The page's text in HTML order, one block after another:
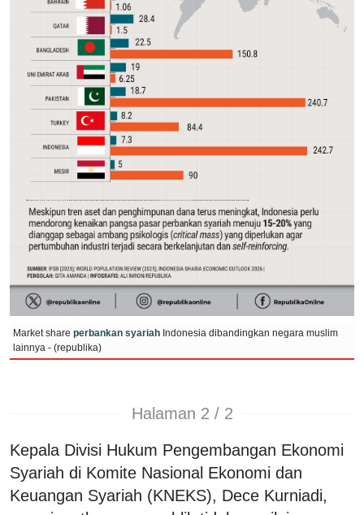
Market share perbankan syariah Indonesia dibandingkan negara muslim
lainnya - (republika)
Halaman 2 / 2
Kepala Divisi Hukum Pengembangan Ekonomi
Syariah di Komite Nasional Ekonomi dan
Keuangan Syariah (KNEKS), Dece Kurniadi,